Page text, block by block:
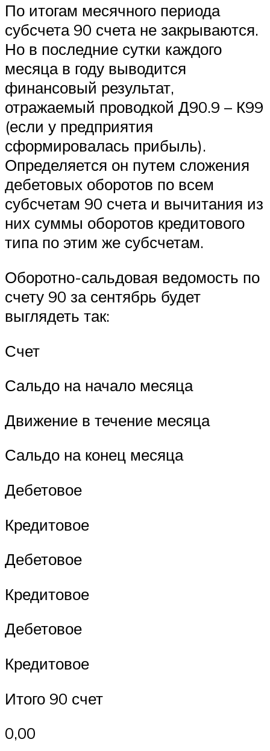
По итогам месячного периода
субсчета 90 счета не закрываются.
Но в последние сутки каждого
месяца в году выводится
финансовый результат,
отражаемый проводкой Д90.9 – К99
(если у предприятия
сформировалась прибыль).
Определяется он путем сложения
дебетовых оборотов по всем
субсчетам 90 счета и вычитания из
них суммы оборотов кредитового
типа по этим же субсчетам.
Оборотно-сальдовая ведомость по
счету 90 за сентябрь будет
выглядеть так:
Счет
Сальдо на начало месяца
Движение в течение месяца
Сальдо на конец месяца
Дебетовое
Кредитовое
Дебетовое
Кредитовое
Дебетовое
Кредитовое
Итого 90 счет
0,00